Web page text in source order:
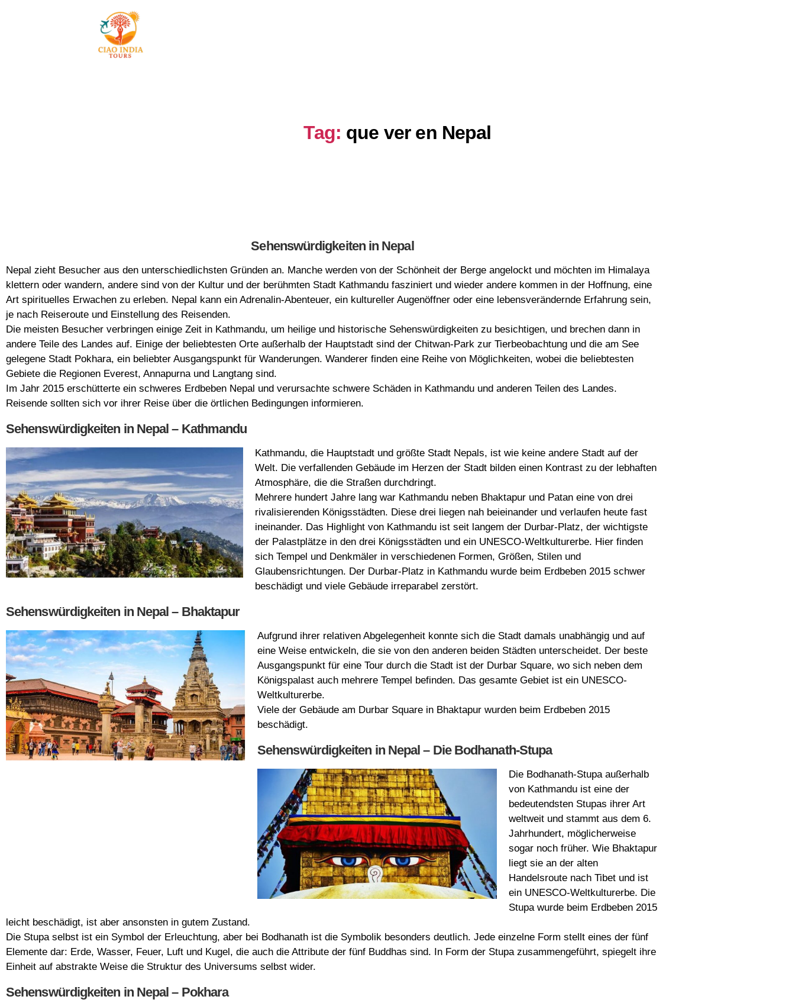
Tag: que ver en Nepal
Sehenswürdigkeiten in Nepal
Nepal zieht Besucher aus den unterschiedlichsten Gründen an. Manche werden von der Schönheit der Berge angelockt und möchten im Himalaya
klettern oder wandern, andere sind von der Kultur und der berühmten Stadt Kathmandu fasziniert und wieder andere kommen in der Hoffnung, eine
Art spirituelles Erwachen zu erleben. Nepal kann ein Adrenalin-Abenteuer, ein kultureller Augenöffner oder eine lebensverändernde Erfahrung sein,
je nach Reiseroute und Einstellung des Reisenden.
Die meisten Besucher verbringen einige Zeit in Kathmandu, um heilige und historische Sehenswürdigkeiten zu besichtigen, und brechen dann in
andere Teile des Landes auf. Einige der beliebtesten Orte außerhalb der Hauptstadt sind der Chitwan-Park zur Tierbeobachtung und die am See
gelegene Stadt Pokhara, ein beliebter Ausgangspunkt für Wanderungen. Wanderer finden eine Reihe von Möglichkeiten, wobei die beliebtesten
Gebiete die Regionen Everest, Annapurna und Langtang sind.
Im Jahr 2015 erschütterte ein schweres Erdbeben Nepal und verursachte schwere Schäden in Kathmandu und anderen Teilen des Landes.
Reisende sollten sich vor ihrer Reise über die örtlichen Bedingungen informieren.
Sehenswürdigkeiten in Nepal – Kathmandu
Kathmandu, die Hauptstadt und größte Stadt Nepals, ist wie keine andere Stadt auf der
Welt. Die verfallenden Gebäude im Herzen der Stadt bilden einen Kontrast zu der lebhaften
Atmosphäre, die die Straßen durchdringt.
Mehrere hundert Jahre lang war Kathmandu neben Bhaktapur und Patan eine von drei
rivalisierenden Königsstädten. Diese drei liegen nah beieinander und verlaufen heute fast
ineinander. Das Highlight von Kathmandu ist seit langem der Durbar-Platz, der wichtigste
der Palastplätze in den drei Königsstädten und ein UNESCO-Weltkulturerbe. Hier finden
sich Tempel und Denkmäler in verschiedenen Formen, Größen, Stilen und
Glaubensrichtungen. Der Durbar-Platz in Kathmandu wurde beim Erdbeben 2015 schwer
beschädigt und viele Gebäude irreparabel zerstört.
Sehenswürdigkeiten in Nepal – Bhaktapur
Aufgrund ihrer relativen Abgelegenheit konnte sich die Stadt damals unabhängig und auf
eine Weise entwickeln, die sie von den anderen beiden Städten unterscheidet. Der beste
Ausgangspunkt für eine Tour durch die Stadt ist der Durbar Square, wo sich neben dem
Königspalast auch mehrere Tempel befinden. Das gesamte Gebiet ist ein UNESCO-
Weltkulturerbe.
Viele der Gebäude am Durbar Square in Bhaktapur wurden beim Erdbeben 2015
beschädigt.
Sehenswürdigkeiten in Nepal – Die Bodhanath-Stupa
Die Bodhanath-Stupa außerhalb
von Kathmandu ist eine der
bedeutendsten Stupas ihrer Art
weltweit und stammt aus dem 6.
Jahrhundert, möglicherweise
sogar noch früher. Wie Bhaktapur
liegt sie an der alten
Handelsroute nach Tibet und ist
ein UNESCO-Weltkulturerbe. Die
Stupa wurde beim Erdbeben 2015
leicht beschädigt, ist aber ansonsten in gutem Zustand.
Die Stupa selbst ist ein Symbol der Erleuchtung, aber bei Bodhanath ist die Symbolik besonders deutlich. Jede einzelne Form stellt eines der fünf
Elemente dar: Erde, Wasser, Feuer, Luft und Kugel, die auch die Attribute der fünf Buddhas sind. In Form der Stupa zusammengeführt, spiegelt ihre
Einheit auf abstrakte Weise die Struktur des Universums selbst wider.
Sehenswürdigkeiten in Nepal – Pokhara